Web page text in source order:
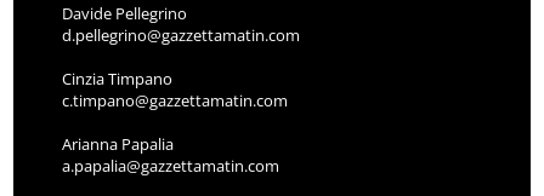
Davide Pellegrino
d.pellegrino@gazzettamatin.com
Cinzia Timpano
c.timpano@gazzettamatin.com
Arianna Papalia
a.papalia@gazzettamatin.com